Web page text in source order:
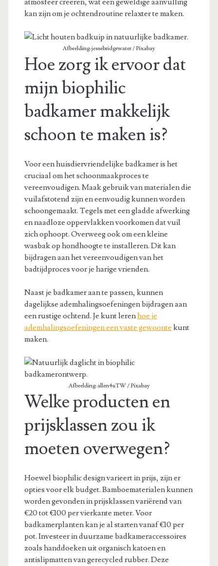
atmosfeer creëren, wat een geweldige aanvulling
kan zijn om je ochtendroutine relaxter te maken.
Afbeelding: jessebridgewater / Pixabay
Hoe zorg ik ervoor dat
mijn biophilic
badkamer makkelijk
schoon te maken is?
Voor een huisdiervriendelijke badkamer is het
cruciaal om het schoonmaakproces te
vereenvoudigen. Maak gebruik van materialen die
vuilafstotend zijn en eenvoudig kunnen worden
schoongemaakt. Tegels met een gladde afwerking
en naadloze oppervlakken voorkomen dat vuil
zich ophoopt. Overweeg ook om een kleine
wasbak op hondhoogte te installeren. Dit kan
bijdragen aan het vereenvoudigen van het
badtijdproces voor je harige vrienden.
Naast je badkamer aan te passen, kunnen
dagelijkse ademhalingsoefeningen bijdragen aan
een rustige ochtend. Je kunt lerenhoe je
ademhalingsoefeningen een vaste gewoonte kunt
maken.
Afbeelding: allen4uTW / Pixabay
Welke producten en
prijsklassen zou ik
moeten overwegen?
Hoewel biophilic design varieert in prijs, zijn er
opties voor elk budget. Bamboematerialen kunnen
worden gevonden in prijsklassen variërend van
€20 tot €100 per vierkante meter. Voor
badkamerplanten kan je al starten vanaf €10 per
pot. Investeer in duurzame badkameraccessoires
zoals handdoeken uit organisch katoen en
antislipmatten van gerecycled rubber. Deze